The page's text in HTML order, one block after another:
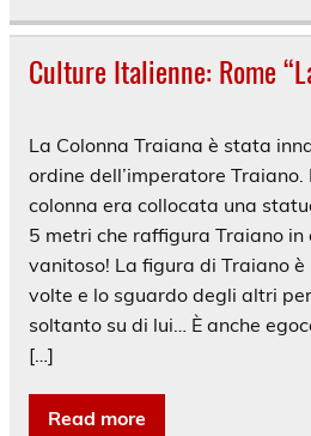
Culture Italienne: Rome
La Colonna Traiana è stata
ordine dell’imperatore
colonna era collocata una
5 metri che raffigura Traiano
vanitoso! La figura di Traiano
volte e lo sguardo degli altri
soltanto su di lui… È anche
[…]
Read more